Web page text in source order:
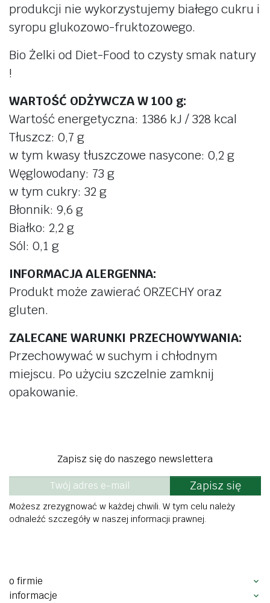
produkcji nie wykorzystujemy białego cukru i
syropu glukozowo-fruktozowego.
Bio Żelki od Diet-Food to czysty smak natury
!
WARTOŚĆ ODŻYWCZA W 100 g:
Wartość energetyczna: 1386 kJ / 328 kcal
Tłuszcz: 0,7 g
w tym kwasy tłuszczowe nasycone: 0,2 g
Węglowodany: 73 g
w tym cukry: 32 g
Błonnik: 9,6 g
Białko: 2,2 g
Sól: 0,1 g
INFORMACJA ALERGENNA:
Produkt może zawierać ORZECHY oraz
gluten.
ZALECANE WARUNKI PRZECHOWYWANIA:
Przechowywać w suchym i chłodnym
miejscu. Po użyciu szczelnie zamknij
opakowanie.
Zapisz się do naszego newslettera
Zapisz się
Możesz zrezygnować w każdej chwili. W tym celu należy
odnaleźć szczegóły w naszej informacji prawnej.
o firmie
informacje